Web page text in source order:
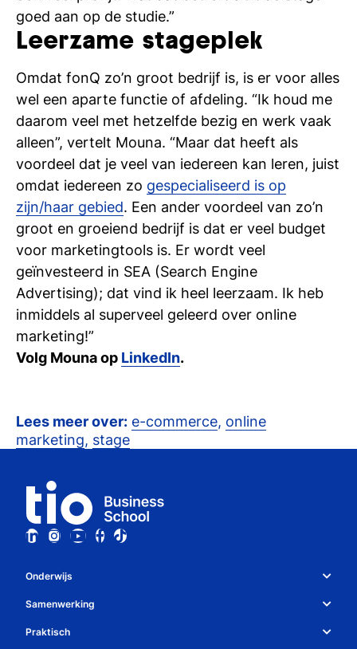
goed aan op de studie.”
Leerzame stageplek
Omdat fonQ zo’n groot bedrijf is, is er voor alles
wel een aparte functie of afdeling. “Ik houd me
daarom veel met hetzelfde bezig en werk vaak
alleen”, vertelt Mouna. “Maar dat heeft als
voordeel dat je veel van iedereen kan leren, juist
omdat iedereen zo gespecialiseerd is op
zijn/haar gebied. Een ander voordeel van zo’n
groot en groeiend bedrijf is dat er veel budget
voor marketingtools is. Er wordt veel
geïnvesteerd in SEA (Search Engine
Advertising); dat vind ik heel leerzaam. Ik heb
inmiddels al superveel geleerd over online
marketing!”
Volg Mouna op LinkedIn.
Lees meer over: e-commerce, online
marketing, stage
Onderwijs
Studiekeuze en opleidingen
Studiekeuzetest
Samenwerking
Over Tio
Praktisch